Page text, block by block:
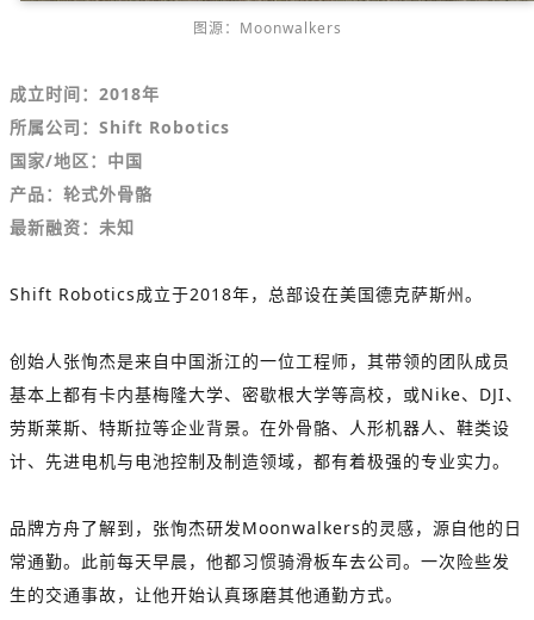
图源：Moonwalkers
成立时间：2018年
所属公司：Shift Robotics
国家/地区：中国
产品： 轮式外骨骼
最新融资：未知
Shift Robotics成立于2018年，总部设在美国德克萨斯州。
创始人张恂杰是来自中国浙江的一位工程师，其带领的团队成员
基本上都有卡内基梅隆大学、密歇根大学等高校，或Nike、DJI、
劳斯莱斯、特斯拉等企业背景。在外骨骼、人形机器人、鞋类设
计、先进电机与电池控制及制造领域，都有着极强的专业实力。
品牌方舟了解到，张恂杰研发Moonwalkers的灵感，源自他的日
常通勤。此前每天早晨，他都习惯骑滑板车去公司。一次险些发
生的交通事故，让他开始认真琢磨其他通勤方式。